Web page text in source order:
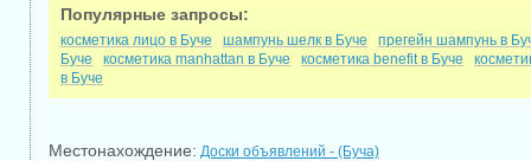
Популярные запросы:
косметика лицо в Буче шампунь шелк в Буче
прегейн шампунь в
Буче
косметика manhattan в Буче косметика benefit в Буче
в Буче
Местонахождение: Доски объявлений - (Буча)